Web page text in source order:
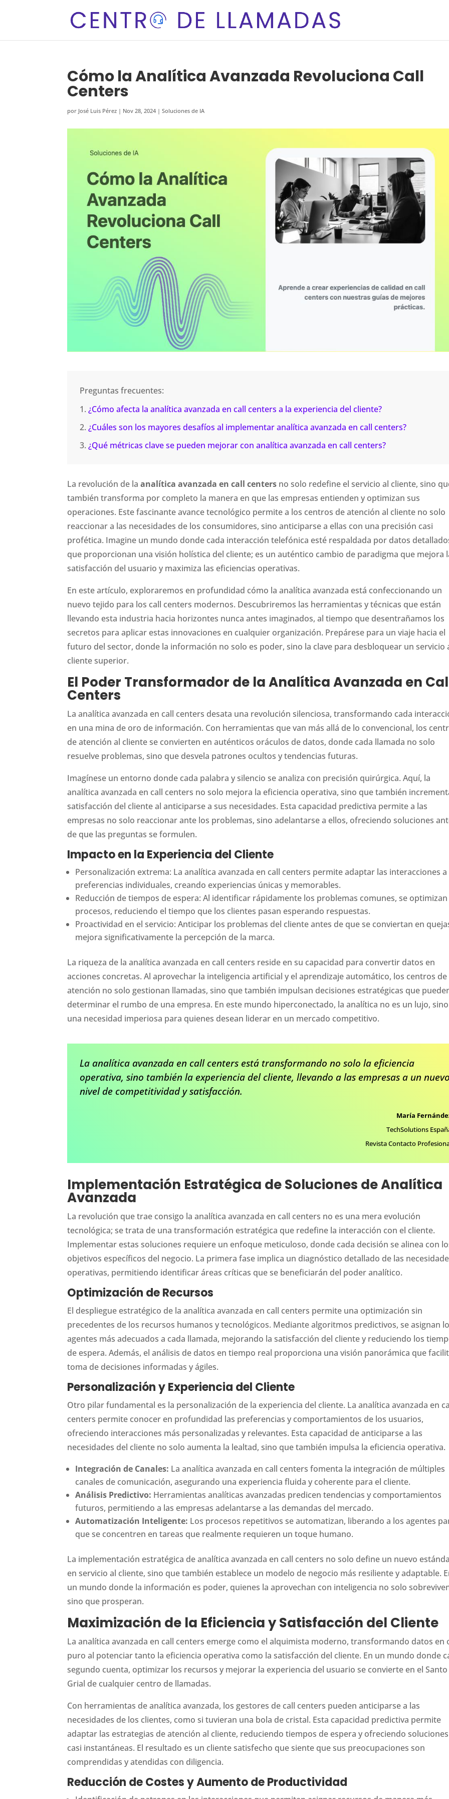
Cómo la Analítica Avanzada Revoluciona Call
Centers
por José Luis Pérez | Nov 28, 2024 |Soluciones de IA
Preguntas frecuentes:
¿Cómo afecta la analítica avanzada en call centers a la experiencia del cliente?
¿Cuáles son los mayores desafíos al implementar analítica avanzada en call centers?
¿Qué métricas clave se pueden mejorar con analítica avanzada en call centers?
La revolución de laanalítica avanzada en call centers no solo redefine el servicio al cliente, sino
también transforma por completo la manera en que las empresas entienden y optimizan sus
operaciones. Este fascinante avance tecnológico permite a los centros de atención al cliente no solo
reaccionar a las necesidades de los consumidores, sino anticiparse a ellas con una precisión casi
profética. Imagine un mundo donde cada interacción telefónica esté respaldada por datos
que proporcionan una visión holística del cliente; es un auténtico cambio de paradigma que mejora
satisfacción del usuario y maximiza las eficiencias operativas.
En este artículo, exploraremos en profundidad cómo la analítica avanzada está confeccionando un
nuevo tejido para los call centers modernos. Descubriremos las herramientas y técnicas que están
llevando esta industria hacia horizontes nunca antes imaginados, al tiempo que desentrañamos los
secretos para aplicar estas innovaciones en cualquier organización. Prepárese para un viaje hacia el
futuro del sector, donde la información no solo es poder, sino la clave para desbloquear un servicio
cliente superior.
El Poder Transformador de la Analítica Avanzada en
Centers
La analítica avanzada en call centers desata una revolución silenciosa, transformando cada
en una mina de oro de información. Con herramientas que van más allá de lo convencional, los
de atención al cliente se convierten en auténticos oráculos de datos, donde cada llamada no solo
resuelve problemas, sino que desvela patrones ocultos y tendencias futuras.
Imagínese un entorno donde cada palabra y silencio se analiza con precisión quirúrgica. Aquí, la
analítica avanzada en call centers no solo mejora la eficiencia operativa, sino que también
satisfacción del cliente al anticiparse a sus necesidades. Esta capacidad predictiva permite a las
empresas no solo reaccionar ante los problemas, sino adelantarse a ellos, ofreciendo soluciones
de que las preguntas se formulen.
Impacto en la Experiencia del Cliente
Personalización extrema: La analítica avanzada en call centers permite adaptar las interacciones a
preferencias individuales, creando experiencias únicas y memorables.
Reducción de tiempos de espera: Al identificar rápidamente los problemas comunes, se optimizan
procesos, reduciendo el tiempo que los clientes pasan esperando respuestas.
Proactividad en el servicio: Anticipar los problemas del cliente antes de que se conviertan en
mejora significativamente la percepción de la marca.
La riqueza de la analítica avanzada en call centers reside en su capacidad para convertir datos en
acciones concretas. Al aprovechar la inteligencia artificial y el aprendizaje automático, los centros de
atención no solo gestionan llamadas, sino que también impulsan decisiones estratégicas que
determinar el rumbo de una empresa. En este mundo hiperconectado, la analítica no es un lujo, sino
una necesidad imperiosa para quienes desean liderar en un mercado competitivo.
La analítica avanzada en call centers está transformando no solo la eficiencia
operativa, sino también la experiencia del cliente, llevando a las empresas a un nuevo
nivel de competitividad y satisfacción.
María
TechSolutions
Revista Contacto
Implementación Estratégica de Soluciones de Analítica
Avanzada
La revolución que trae consigo la analítica avanzada en call centers no es una mera evolución
tecnológica; se trata de una transformación estratégica que redefine la interacción con el cliente.
Implementar estas soluciones requiere un enfoque meticuloso, donde cada decisión se alinea con
objetivos específicos del negocio. La primera fase implica un diagnóstico detallado de las
operativas, permitiendo identificar áreas críticas que se beneficiarán del poder analítico.
Optimización de Recursos
El despliegue estratégico de la analítica avanzada en call centers permite una optimización sin
precedentes de los recursos humanos y tecnológicos. Mediante algoritmos predictivos, se asignan
agentes más adecuados a cada llamada, mejorando la satisfacción del cliente y reduciendo los
de espera. Además, el análisis de datos en tiempo real proporciona una visión panorámica que
toma de decisiones informadas y ágiles.
Personalización y Experiencia del Cliente
Otro pilar fundamental es la personalización de la experiencia del cliente. La analítica avanzada en
centers permite conocer en profundidad las preferencias y comportamientos de los usuarios,
ofreciendo interacciones más personalizadas y relevantes. Esta capacidad de anticiparse a las
necesidades del cliente no solo aumenta la lealtad, sino que también impulsa la eficiencia operativa.
Integración de Canales: La analítica avanzada en call centers fomenta la integración de múltiples
canales de comunicación, asegurando una experiencia fluida y coherente para el cliente.
Análisis Predictivo: Herramientas analíticas avanzadas predicen tendencias y comportamientos
futuros, permitiendo a las empresas adelantarse a las demandas del mercado.
Automatización Inteligente: Los procesos repetitivos se automatizan, liberando a los agentes
que se concentren en tareas que realmente requieren un toque humano.
La implementación estratégica de analítica avanzada en call centers no solo define un nuevo
en servicio al cliente, sino que también establece un modelo de negocio más resiliente y adaptable.
un mundo donde la información es poder, quienes la aprovechan con inteligencia no solo
sino que prosperan.
Maximización de la Eficiencia y Satisfacción del Cliente
La analítica avanzada en call centers emerge como el alquimista moderno, transformando datos en
puro al potenciar tanto la eficiencia operativa como la satisfacción del cliente. En un mundo donde
segundo cuenta, optimizar los recursos y mejorar la experiencia del usuario se convierte en el Santo
Grial de cualquier centro de llamadas.
Con herramientas de analítica avanzada, los gestores de call centers pueden anticiparse a las
necesidades de los clientes, como si tuvieran una bola de cristal. Esta capacidad predictiva permite
adaptar las estrategias de atención al cliente, reduciendo tiempos de espera y ofreciendo soluciones
casi instantáneas. El resultado es un cliente satisfecho que siente que sus preocupaciones son
comprendidas y atendidas con diligencia.
Reducción de Costes y Aumento de Productividad